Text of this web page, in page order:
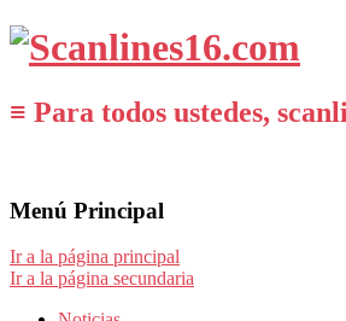
≡ Para todos ustedes,
Menú Principal
Ir a la página principal
Ir a la página secundaria